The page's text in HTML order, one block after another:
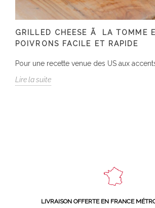
GRILLED CHEESE Ã LA TOMME
POIVRONS FACILE ET RAPIDE
Pour une recette venue des US aux accents
Lire la suite
LIVRAISON OFFERTE EN FRANCE